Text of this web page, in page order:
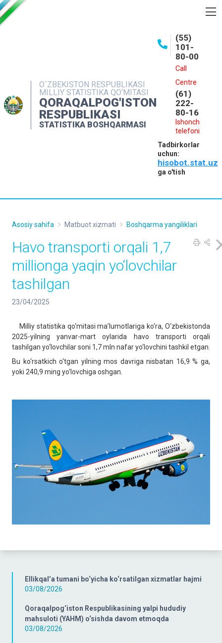
O`ZBEKISTON RESPUBLIKASI
MILLIY STATISTIKA QO‘MITASI
QORAQALPOG'ISTON
RESPUBLIKASI
STATISTIKA BOSHQARMASI
(55)
101-
80-00
Call
Centre
(61)
222-
80-16
Ishonch
telefoni
Tadbirkorlar
uchun:
hisobot.stat.uz
ga o'tish
INTERAKTIV XIZMATLAR
MATBUOT XIZMATI
MUROJAATLAR
Ellikqal’a tumani bo‘yicha ko‘rsatilgan xizmatlar hajmi
03/08/2026
Qoraqalpog‘iston Respublikasining yalpi hududiy
mahsuloti (YAHM) o‘sishda davom etmoqda
03/08/2026
Asosiy sahifa Matbuot xizmati Boshqarma yangiliklari
Havo transporti orqali 1,7
millionga yaqin yo‘lovchilar
tashilgan
23/04/2025
Milliy statistika qo‘mitasi ma’lumotlariga ko‘ra, O‘zbekistonda
2025-yilning yanvar-mart oylarida havo transporti orqali
tashilgan yo‘lovchilar soni 1,7 mln nafar yo‘lovchini tashkil etgan.
Bu ko‘rsatkich o‘tgan yilning mos davriga nisbatan 16,9 % ga,
yoki 240,9 ming yo‘lovchiga oshgan.